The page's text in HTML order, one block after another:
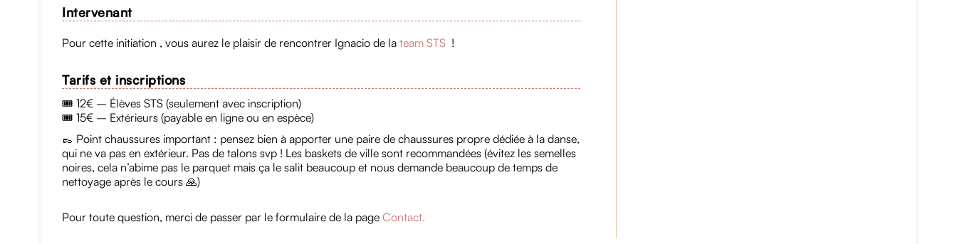
Intervenant
Pour cette initiation , vous aurez le plaisir de rencontrer Ignacio de la team STS !
Tarifs et inscriptions
🎟️ 12€ – Élèves STS (seulement avec inscription)
🎟️ 15€ – Extérieurs (payable en ligne ou en espèce)
👞 Point chaussures important : pensez bien à apporter une paire de chaussures propre dédiée à la danse,
qui ne va pas en extérieur. Pas de talons svp ! Les baskets de ville sont recommandées (évitez les semelles
noires, cela n’abime pas le parquet mais ça le salit beaucoup et nous demande beaucoup de temps de
nettoyage après le cours 🙏)
Pour toute question, merci de passer par le formulaire de la page Contact.